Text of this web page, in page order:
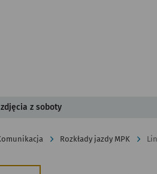
z soboty
Rozkłady jazdy MPK